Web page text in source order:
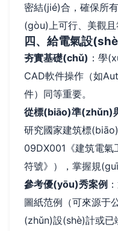
密結(jié)合，確保所
(gòu)上可行、美觀且
四、給電氣設
夯實基礎(chǔ) ：學
CAD軟件操作（如
件）同等重要。
從標(biāo)準(zhǔn)
研究國家建筑標
09DX001《建筑電氣
符號》），掌握規
參考優(yōu)秀案例
圖紙范例（可來源于
(zhǔn)設(shè)計或已